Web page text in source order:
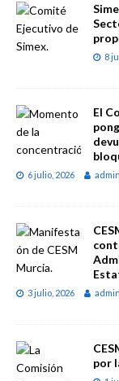
8
El
6 julio, 2026 admin
3 julio, 2026 admin
por